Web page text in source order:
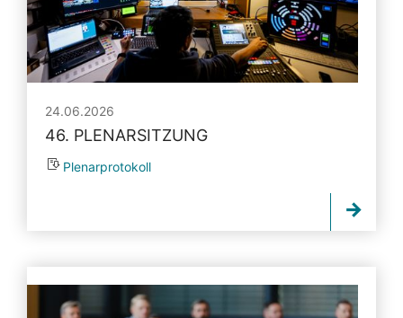
24.06.2026
46. PLENARSITZUNG
Plenarprotokoll